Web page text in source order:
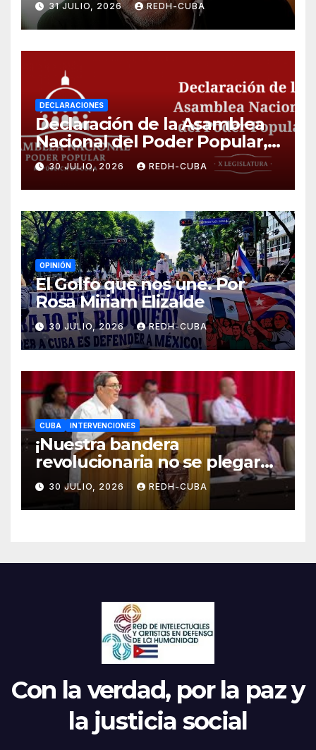
31 JULIO, 2026 REDH-CUBA
DECLARACIONES
Declaración de la Asamblea
Nacional del Poder Popular,
¡Cesen el cerco energético y
el castigo colectivo al pueblo
cubano!
30 JULIO, 2026 REDH-CUBA
OPINIÓN
El Golfo que nos une. Por
Rosa Miriam Elizalde
30 JULIO, 2026 REDH-CUBA
CUBA INTERVENCIONES
¡Nuestra bandera
revolucionaria no se plegará
jamás! Por Bruno Rodríguez
Parrilla
30 JULIO, 2026 REDH-CUBA
Con la verdad, por la paz y
la justicia social